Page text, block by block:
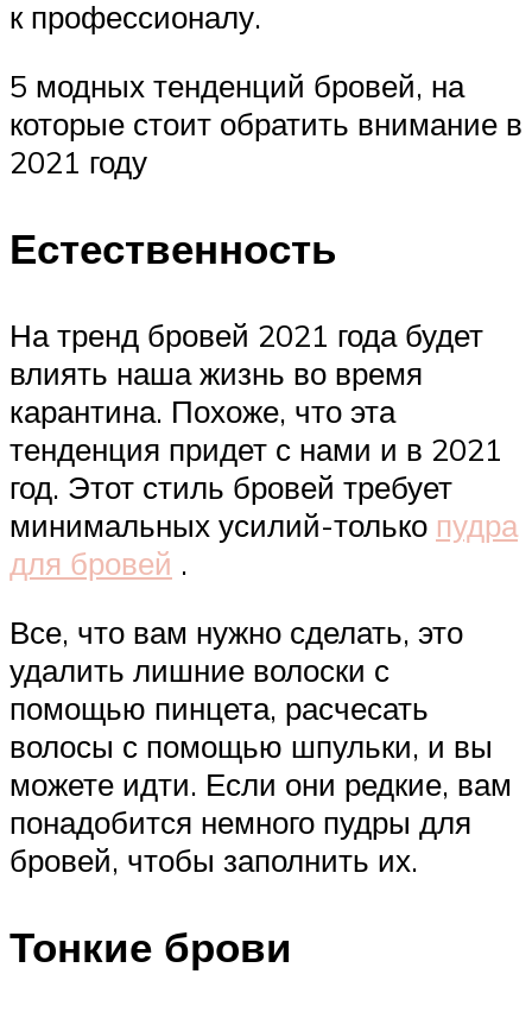
к профессионалу.
5 модных тенденций бровей, на
которые стоит обратить внимание в
2021 году
Естественность
На тренд бровей 2021 года будет
влиять наша жизнь во время
карантина. Похоже, что эта
тенденция придет с нами и в 2021
год. Этот стиль бровей требует
минимальных усилий-только пудра
для бровей .
Все, что вам нужно сделать, это
удалить лишние волоски с
помощью пинцета, расчесать
волосы с помощью шпульки, и вы
можете идти. Если они редкие, вам
понадобится немного пудры для
бровей, чтобы заполнить их.
Тонкие брови